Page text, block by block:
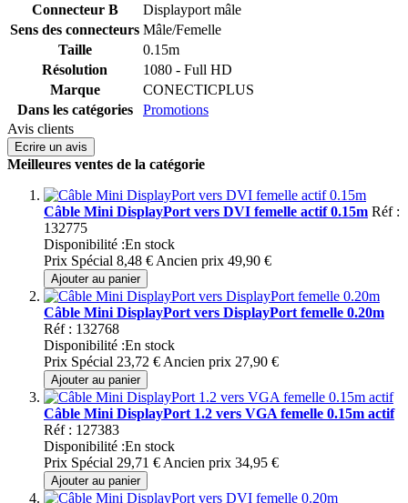
Connecteur B
Displayport mâle
Sens des connecteurs Mâle/Femelle
Taille
0.15m
Résolution
1080 - Full HD
Marque
CONECTICPLUS
Dans les catégories
Promotions
Avis clients
Ecrire un avis
Meilleures ventes de la catégorie
Câble Mini DisplayPort vers DVI femelle actif 0.15m Réf :
132775
Disponibilité :En stock
Prix Spécial 8,48 € Ancien prix 49,90 €
Ajouter au panier
Câble Mini DisplayPort vers DisplayPort femelle 0.20m
Réf : 132768
Disponibilité :En stock
Prix Spécial 23,72 € Ancien prix 27,90 €
Ajouter au panier
Câble Mini DisplayPort 1.2 vers VGA femelle 0.15m actif
Réf : 127383
Disponibilité :En stock
Prix Spécial 29,71 € Ancien prix 34,95 €
Ajouter au panier